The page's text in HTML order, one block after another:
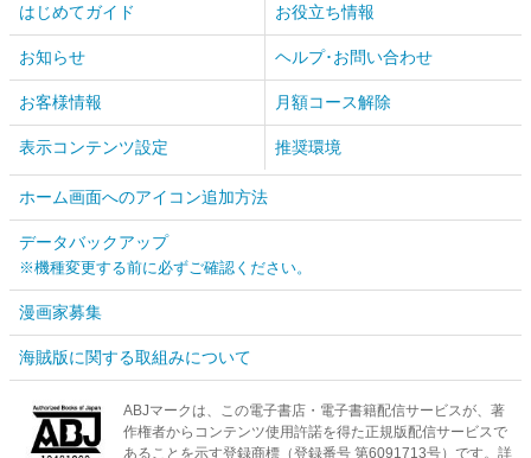
はじめてガイド お役立ち情報
お知らせ ヘルプ･お問い合わせ
お客様情報 月額コース解除
表示コンテンツ設定 推奨環境
ホーム画面へのアイコン追加方法
データバックアップ
※機種変更する前に必ずご確認ください。
漫画家募集
海賊版に関する取組みについて
ABJマークは、この電子書店・電子書籍配信サービスが、著
作権者からコンテンツ使用許諾を得た正規版配信サービスで
あることを示す登録商標（登録番号 第6091713号）です。詳